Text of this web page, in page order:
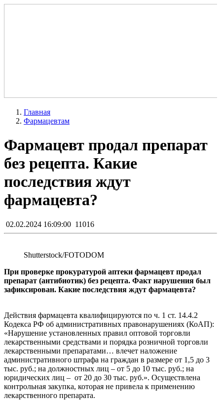
Главная
Фармацевтам
Фармацевт продал препарат
без рецепта. Какие
последствия ждут
фармацевта?
02.02.2024 16:09:00 11016
Shutterstoсk/FOTODOM
При проверке прокуратурой аптеки фармацевт продал
препарат (антибиотик) без рецепта. Факт нарушения был
зафиксирован. Какие последствия ждут фармацевта?
Действия фармацевта квалифицируются по ч. 1 ст. 14.4.2
Кодекса РФ об административных правонарушениях (КоАП):
«Нарушение установленных правил оптовой торговли
лекарственными средствами и порядка розничной торговли
лекарственными препаратами… влечет наложение
административного штрафа на граждан в размере от 1,5 до 3
тыс. руб.; на должностных лиц – от 5 до 10 тыс. руб.; на
юридических лиц – от 20 до 30 тыс. руб.». Осуществлена
контрольная закупка, которая не привела к применению
лекарственного препарата.